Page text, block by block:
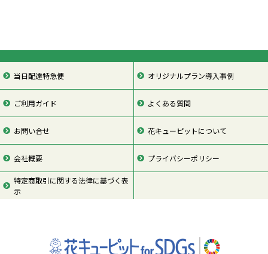
当日配達特急便 オリジナルプラン導入事例
ご利用ガイド よくある質問
お問い合せ 花キューピットについて
会社概要 プライバシーポリシー
特定商取引に関する法律に基づく表
示